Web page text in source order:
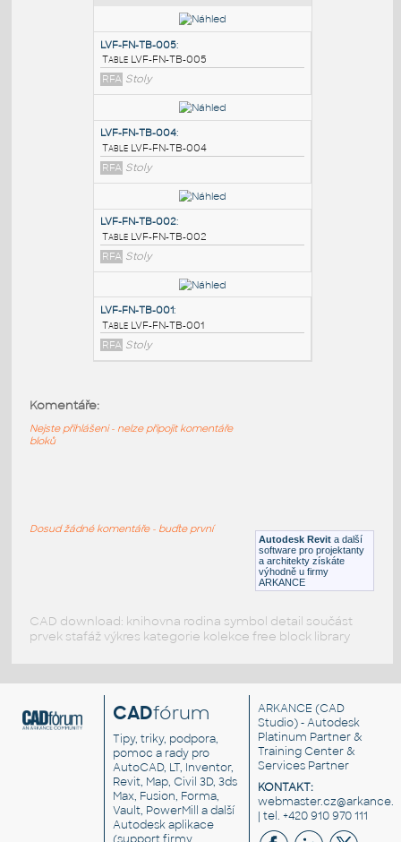
PODOBNÉ BLOKY
LVF-FN-TB-005:
Table LVF-FN-TB-005
RFA Stoly
LVF-FN-TB-004:
Table LVF-FN-TB-004
RFA Stoly
RFA Stoly
Autodesk Revit a další
software pro projektanty
a architekty získáte
výhodně u firmy
ARKANCE
Komentáře:
Nejste přihlášeni - nelze připojit komentáře
bloků
Dosud žádné komentáře - buďte první
CAD download: knihovna rodina symbol detail součást
prvek stafáž výkres kategorie kolekce free block library
CADfórum
Tipy, triky, podpora,
pomoc a rady pro
AutoCAD, LT, Inventor,
Revit, Map, Civil 3D, 3ds
Max, Fusion, Forma,
Vault, PowerMill a další
Autodesk aplikace
ARKANCE (CAD
Studio) - Autodesk
Platinum Partner &
Training Center &
Services Partner
KONTAKT:
| tel. +420 910 970 111